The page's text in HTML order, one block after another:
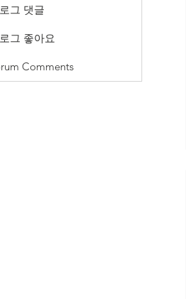
그 댓글
그 좋아요
Comments